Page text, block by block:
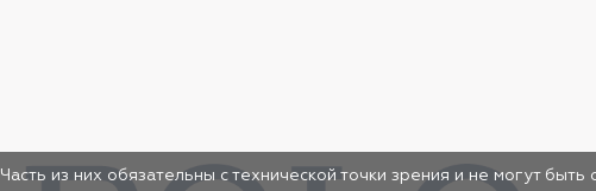
Часть из них обязательны с технической точки зрения и не могут